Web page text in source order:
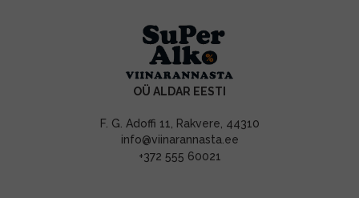
OÜ ALDAR EESTI
F. G. Adoffi 11, Rakvere, 44310
info@viinarannasta.ee
+372 555 60021